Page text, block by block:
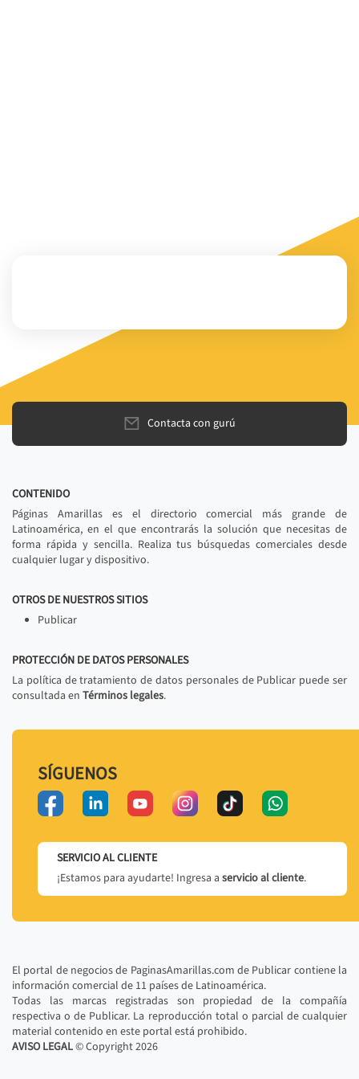
Contacta con gurú
CONTENIDO
Páginas Amarillas es el directorio comercial más grande de
Latinoamérica, en el que encontrarás la solución que necesitas de
forma rápida y sencilla. Realiza tus búsquedas comerciales desde
cualquier lugar y dispositivo.
OTROS DE NUESTROS SITIOS
Publicar
PROTECCIÓN DE DATOS PERSONALES
La política de tratamiento de datos personales de Publicar puede ser
consultada en Términos legales.
SÍGUENOS
SERVICIO AL CLIENTE
¡Estamos para ayudarte! Ingresa a servicio al cliente.
El portal de negocios de PaginasAmarillas.com de Publicar contiene la
información comercial de 11 países de Latinoamérica.
Todas las marcas registradas son propiedad de la compañía
respectiva o de Publicar. La reproducción total o parcial de cualquier
material contenido en este portal está prohibido.
AVISO LEGAL© Copyright2026